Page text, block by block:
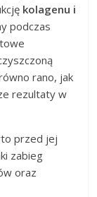
kolagenu i
podczas
rano, jak
rezultaty w
przed jej
zabieg
oraz